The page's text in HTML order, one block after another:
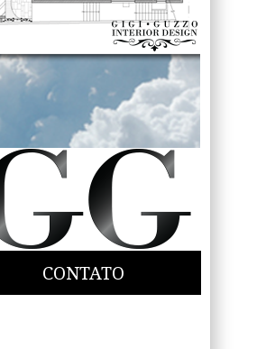
CONTATO